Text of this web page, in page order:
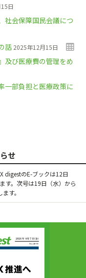
日
社会保障国民会議につ
話 2025年12月15日
及び医療費の管理をめ
一部負担と医療政策に
せ
digestのE-ブックは12日
す。次号は19日（水）から
す。